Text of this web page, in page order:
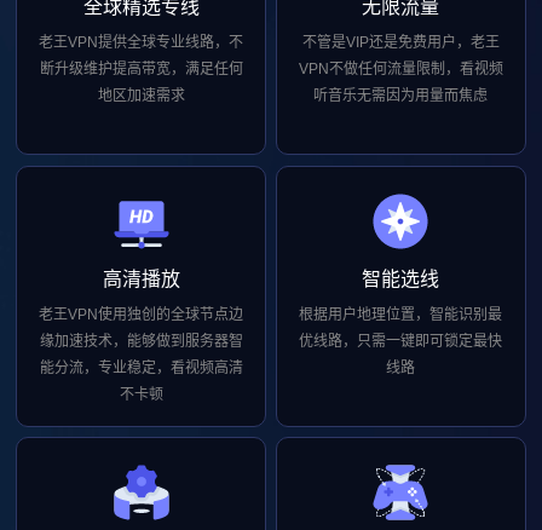
全球精选专线
老王VPN提供全球专业线路，不
断升级维护提高带宽，满足任何
地区加速需求
无限流量
不管是VIP还是免费用户，老王
VPN不做任何流量限制，看视频
听音乐无需因为用量而焦虑
高清播放
老王VPN使用独创的全球节点边
缘加速技术，能够做到服务器智
能分流，专业稳定，看视频高清
不卡顿
智能选线
根据用户地理位置，智能识别最
优线路，只需一键即可锁定最快
线路